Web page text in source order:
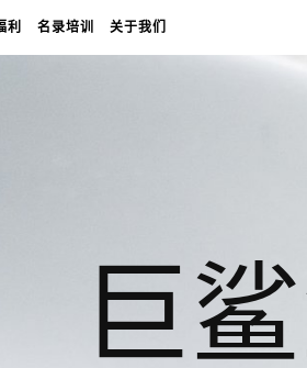
利 名录培训 关于我们
巨